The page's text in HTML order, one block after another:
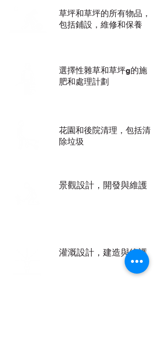
草坪和草坪的所有物品，
包括鋪設，維修和保養
選擇性雜草和草坪g的施
肥和處理計劃
花園和後院清理，包括清
除垃圾
景觀設計，開發與維護
灌溉設計，建造與維護